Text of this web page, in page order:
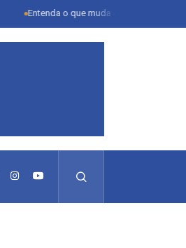
o que muda com a nova Lei do Frete